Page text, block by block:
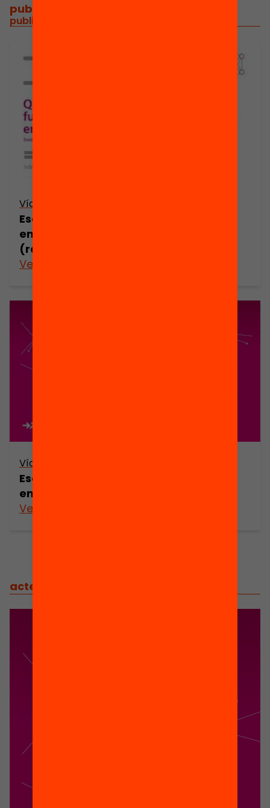
publicacions i vídeos
publicacions i vídeos relacionats
Vídeo
Escoles que fan xarxa: com impacten
en els aprenentatges de l’alumnat?
(resum)
Veure’n més
Vídeo
Escoles que fan xarxa: com impacten
en els aprenentatges de l’alumnat?
Veure’n més
actes